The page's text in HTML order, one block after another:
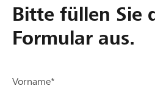
Bitte füllen Sie
Formular aus.
Vorname*